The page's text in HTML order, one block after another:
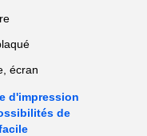
écran
d'impression
de